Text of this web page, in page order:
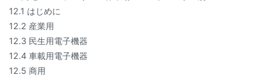
12.1 はじめに
12.2 産業用
12.3 民生用電子機器
12.4 車載用電子機器
12.5 商用